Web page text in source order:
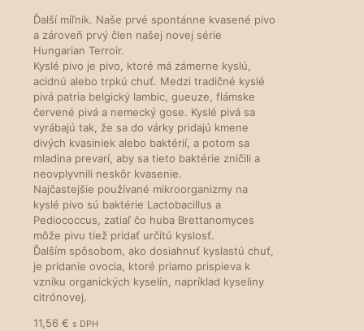
Ďalší míľnik. Naše prvé spontánne kvasené pivo
a zároveň prvý člen našej novej série
Hungarian Terroir.
Kyslé pivo je pivo, ktoré má zámerne kyslú,
acidnú alebo trpkú chuť. Medzi tradičné kyslé
pivá patria belgický lambic, gueuze, flámske
červené pivá a nemecký gose. Kyslé pivá sa
vyrábajú tak, že sa do várky pridajú kmene
divých kvasiniek alebo baktérií, a potom sa
mladina prevarí, aby sa tieto baktérie zničili a
neovplyvnili neskôr kvasenie.
Najčastejšie používané mikroorganizmy na
kyslé pivo sú baktérie Lactobacillus a
Pediococcus, zatiaľ čo huba Brettanomyces
môže pivu tiež pridať určitú kyslosť.
Ďalším spôsobom, ako dosiahnuť kyslastú chuť,
je pridanie ovocia, ktoré priamo prispieva k
vzniku organických kyselín, napríklad kyseliny
citrónovej.
11,56 € s DPH